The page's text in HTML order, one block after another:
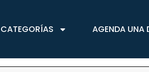
CATEGORÍAS AGENDA UNA